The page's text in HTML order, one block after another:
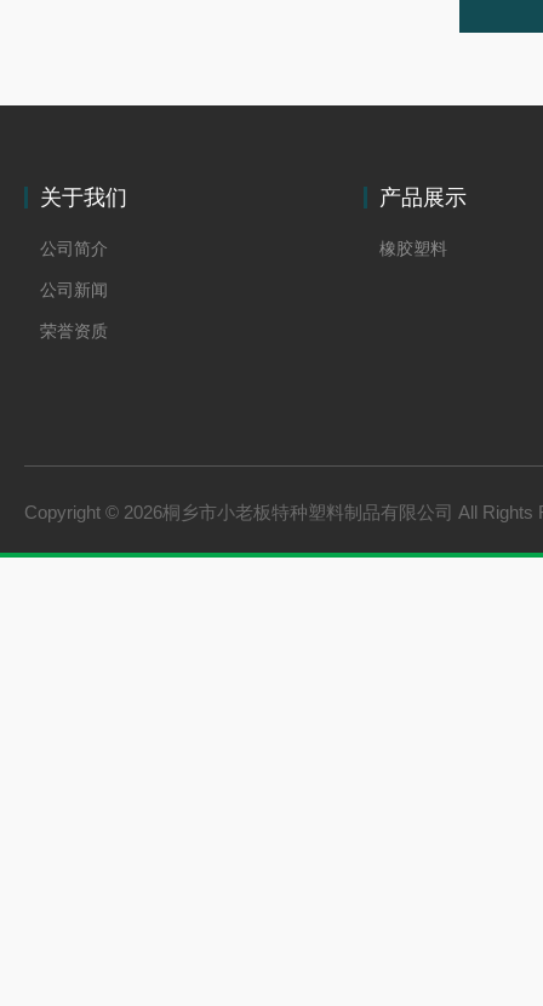
关于我们
公司简介
公司新闻
荣誉资质
产品展示
橡胶塑料
Copyright © 2026桐乡市小老板特种塑料制品有限公司 All